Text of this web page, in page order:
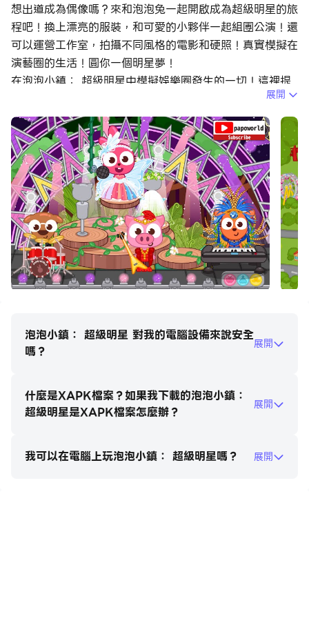
想出道成為偶像嗎？來和泡泡兔一起開啟成為超級明星的旅
程吧！換上漂亮的服裝，和可愛的小夥伴一起組團公演！還
可以運營工作室，拍攝不同風格的電影和硬照！真實模擬在
演藝圈的生活！圓你一個明星夢！
在泡泡小鎮： 超級明星中模擬娛樂圈發生的一切！這裡提
供演唱會、紅毯走秀、遊艇派對、攝影棚、練習室、美容
spa和別墅區！每個場景有大量的道具讓你享受其中！遊戲
內還有各種明星任務！通過完成各項任務賺取人氣和金幣，
花費金幣購買傢俱將自己的家裝修一新，體驗大咖生活！
不要錯過場景上的迷你遊戲！你可以選擇抓住偷拍的狗仔，
又或者選擇磨煉自己的技能，學習樂器，聯繫形體，也可以
在練習室盡情的跳舞！
重磅消息！我們即將推出泡泡小鎮：世界！這是我們新的大
型應用，他將會包括泡泡小鎮的所有主題和在這之後的更新
內容，敬請期待！
讓泡泡兔成為您的好夥伴！享受歡樂時光！
7個可以自由探索的區域場景！
海量互動道具！
4個明星主題小遊戲！
精美的畫面和生動的音效！
支援多點觸控，可以和小夥伴一起玩！
無需Wi-Fi，在任何地方都可以使用！
展開
泡泡小鎮： 超級明星 對我的電腦設備來說安全
嗎？
展開
什麼是XAPK檔案？如果我下載的泡泡小鎮：
超級明星是XAPK檔案怎麼辦？
展開
我可以在電腦上玩泡泡小鎮： 超級明星嗎？ 展開